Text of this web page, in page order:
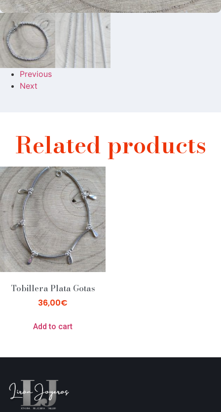
Previous
Next
Related products
Tobillera Plata Gotas
36,00€
Add to cart